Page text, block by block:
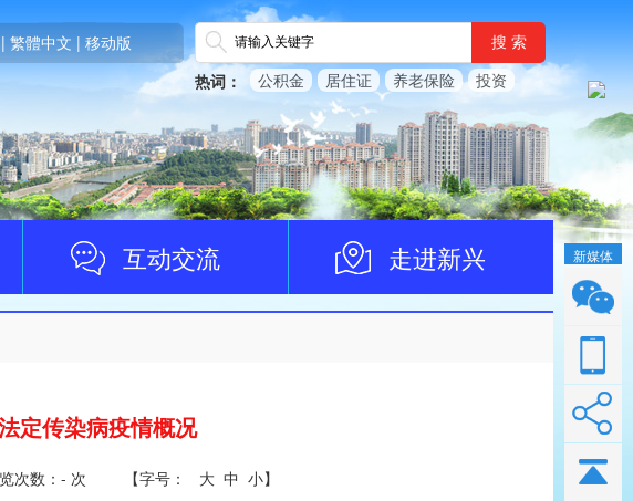
| 繁體中文 | 移动版 搜 索
热词： 公积金 居住证 养老保险 投资
互动交流 走进新兴
定传染病疫情概况
次数： - 次 【字号： 大 中 小】
新媒体